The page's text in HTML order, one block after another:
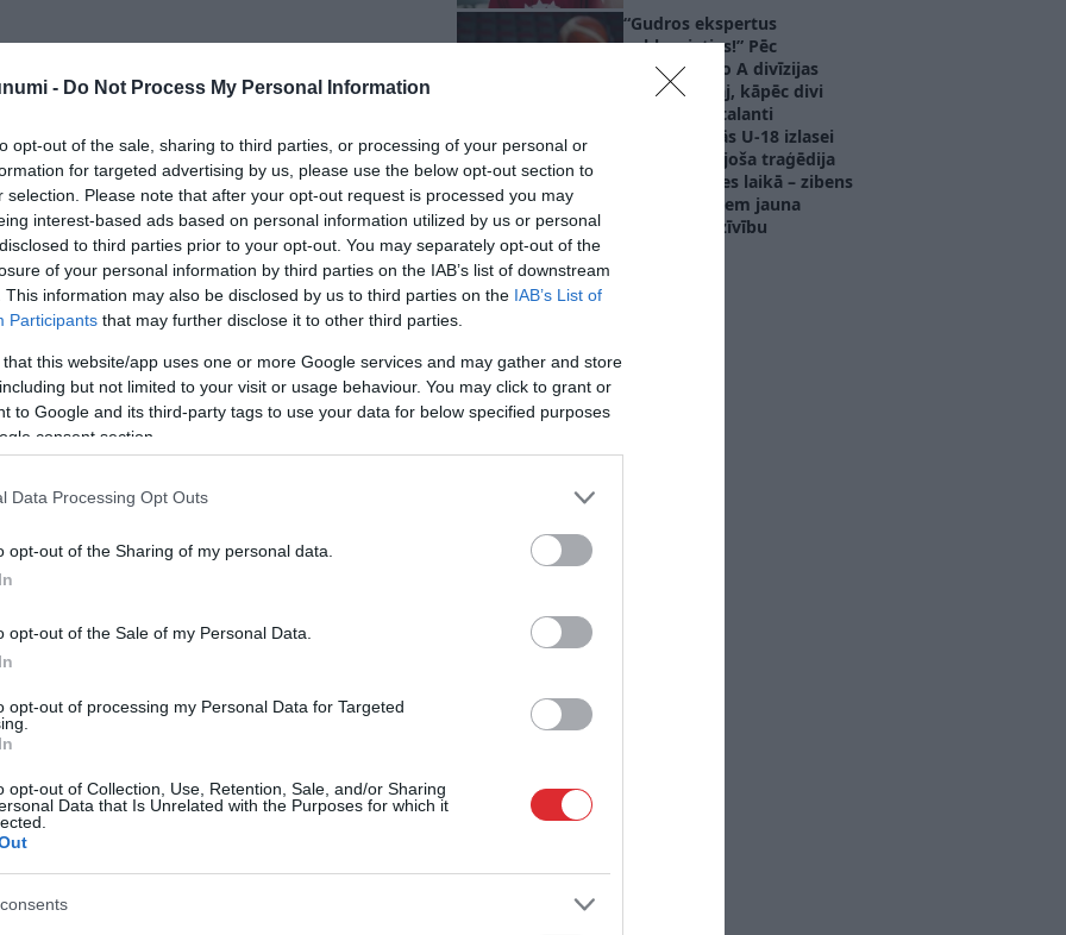
- Do Not Process My Personal Information
opt-out of the sale, sharing to third parties, or processing of your personal or
for targeted advertising by us, please use the below opt-out section to
selection. Please note that after your opt-out request is processed you may
interest-based ads based on personal information utilized by us or personal
to third parties prior to your opt-out. You may separately opt-out of the
of your personal information by third parties on the IAB’s list of downstream
This information may also be disclosed by us to third parties on the IAB’s List of
Participants that may further disclose it to other third parties.
that this website/app uses one or more Google services and may gather and store
but not limited to your visit or usage behaviour. You may click to grant or
to Google and its third-party tags to use your data for below specified purposes
consent section.
Data Processing Opt Outs
opt-out of the Sharing of my personal data.
opt-out of the Sale of my Personal Data.
opt-out of processing my Personal Data for Targeted
opt-out of Collection, Use, Retention, Sale, and/or Sharing
Data that Is Unrelated with the Purposes for which it
jo Grigals nav tas pats Grigalis – laika
Latvijas izlases vārtus.”
citas kļūdas.
“Gudros ekspertus
neklausieties!” Pēc
izkrišanas no A divīzijas
aģents atklāj, kāpēc divi
basketbola talanti
nepievienojās U-18 izlasei
VIDEO. Šokējoša traģēdija
futbola spēles laikā – zibens
spēriens atņem jauna
futbolista dzīvību